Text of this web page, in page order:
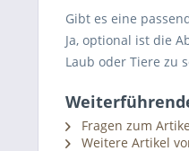
Gibt es eine
Ja, optional ist die
Laub oder Tiere zu
Fragen zum
Weitere Artikel